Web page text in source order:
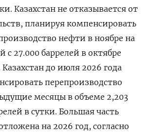
Казахстан не отказывается от
планируя компенсировать
нефти в ноябре на
с 27.000 баррелей в октябре
Казахстан до июля 2026 года
перепроизводство
месяцы в объеме 2,203
в сутки. Большая часть
на 2026 год, согласно